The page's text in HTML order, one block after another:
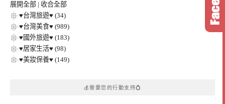
展開全部 | 收合全部
♥台灣旅遊♥ (34)
♥台灣美食♥ (989)
♥國外旅遊♥ (183)
♥居家生活♥ (98)
♥美妝保養♥ (149)
💰需要您的行動支持💍